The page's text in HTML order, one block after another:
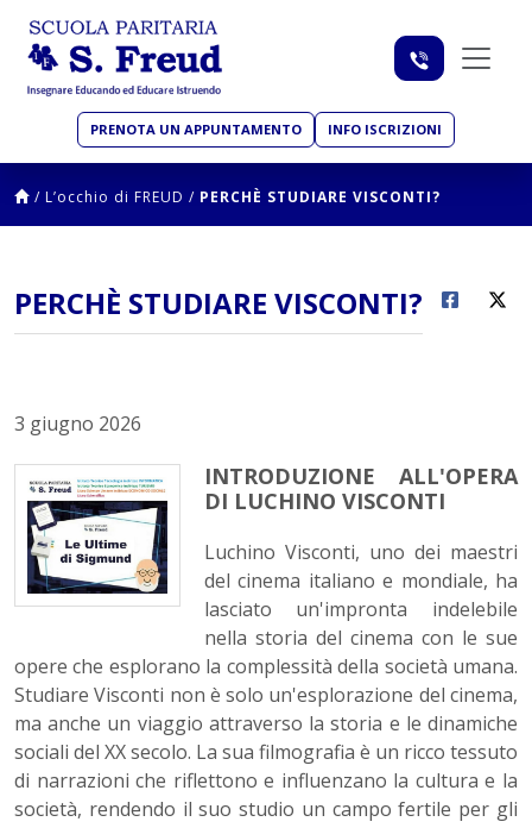
PRENOTA UN APPUNTAMENTO INFO ISCRIZIONI
/ L’occhio di FREUD / PERCHÈ STUDIARE VISCONTI?
PERCHÈ STUDIARE VISCONTI?
3 giugno 2026
INTRODUZIONE ALL'OPERA
DI LUCHINO VISCONTI
Luchino Visconti, uno dei maestri
del cinema italiano e mondiale, ha
lasciato un'impronta indelebile
nella storia del cinema con le sue
opere che esplorano la complessità della società umana.
Studiare Visconti non è solo un'esplorazione del cinema,
ma anche un viaggio attraverso la storia e le dinamiche
sociali del XX secolo. La sua filmografia è un ricco tessuto
di narrazioni che riflettono e influenzano la cultura e la
società, rendendo il suo studio un campo fertile per gli